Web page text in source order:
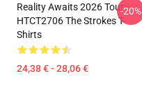
Reality Awaits 2026 Tour
HTCT2706 The Strokes T-
Shirts
24,38 € - 28,06 €
-20%